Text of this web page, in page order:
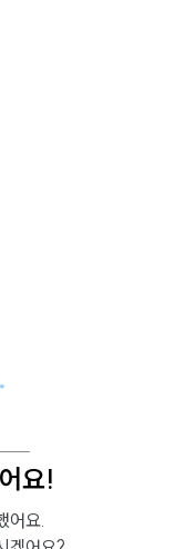
요!
어요.